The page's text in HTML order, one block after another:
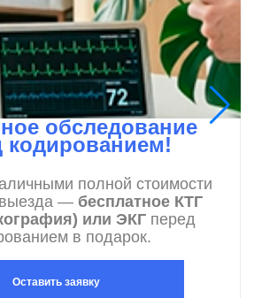
обследование
кодированием!
полной стоимости
выезда — бесплатное КТГ
или ЭКГперед
в подарок.
Оставить заявку